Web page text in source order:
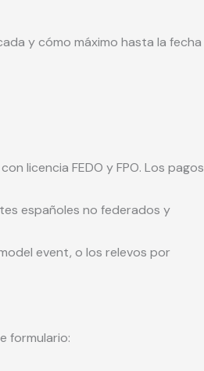
y cómo máximo hasta la fecha
licencia FEDO y FPO. Los pagos
españoles no federados y
event, o los relevos por
formulario: